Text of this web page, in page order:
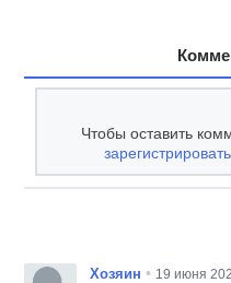
Чтобы оставить
Хозяин • 19 июня